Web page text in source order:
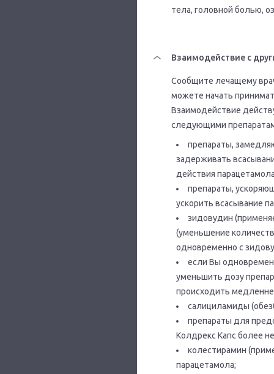
тела, головной болью,
Взаимодействие с
Сообщите лечащему
можете начать
Взаимодействие
следующими
препараты,
задерживать
действия
препараты,
ускорить всасывание
зидовудин
(уменьшение
одновременно с
если Вы
уменьшить дозу
происходить
салициламиды
препараты для
Колдрекс Капс более
колестирамин
парацетамола;